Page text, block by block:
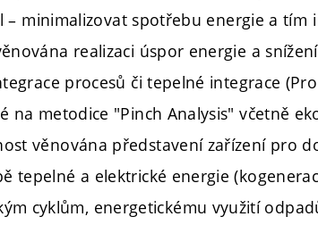
minimalizovat spotřebu energie a tím
realizaci úspor energie a
procesů či tepelné integrace
metodice "Pinch Analysis" včetně
věnována představení zařízení pro
tepelné a elektrické energie
cyklům, energetickému využití